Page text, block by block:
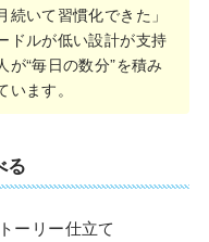
続いて習慣化できた」
ドルが低い設計が支持
“毎日の数分”を積み
ます。
る
ーリー仕立て